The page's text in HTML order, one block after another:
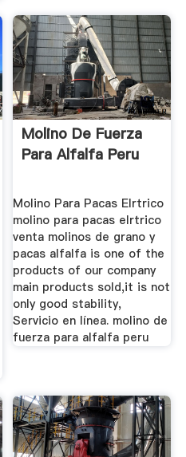
Molino De Fuerza
Para Alfalfa Peru
Molino Para Pacas Elrtrico
molino para pacas elrtrico
venta molinos de grano y
pacas alfalfa is one of the
products of our company
main products sold,it is not
only good stability,
Servicio en línea. molino de
fuerza para alfalfa peru